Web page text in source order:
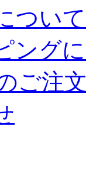
ついて
ング
ご注